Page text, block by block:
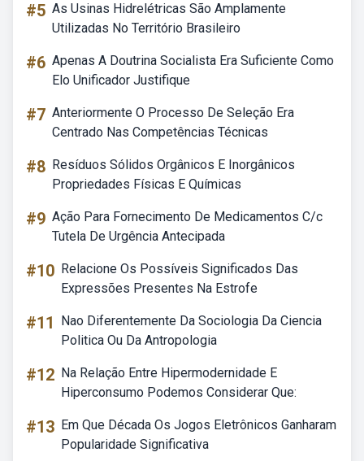
#5 As Usinas Hidrelétricas São Amplamente
Utilizadas No Território Brasileiro
#6 Apenas A Doutrina Socialista Era Suficiente Como
Elo Unificador Justifique
#7 Anteriormente O Processo De Seleção Era
Centrado Nas Competências Técnicas
#8 Resíduos Sólidos Orgânicos E Inorgânicos
Propriedades Físicas E Químicas
#9 Ação Para Fornecimento De Medicamentos C/c
Tutela De Urgência Antecipada
#10 Relacione Os Possíveis Significados Das
Expressões Presentes Na Estrofe
#11
Nao Diferentemente Da Sociologia Da Ciencia
Politica Ou Da Antropologia
#12 Na Relação Entre Hipermodernidade E
Hiperconsumo Podemos Considerar Que:
#13 Em Que Década Os Jogos Eletrônicos Ganharam
Popularidade Significativa